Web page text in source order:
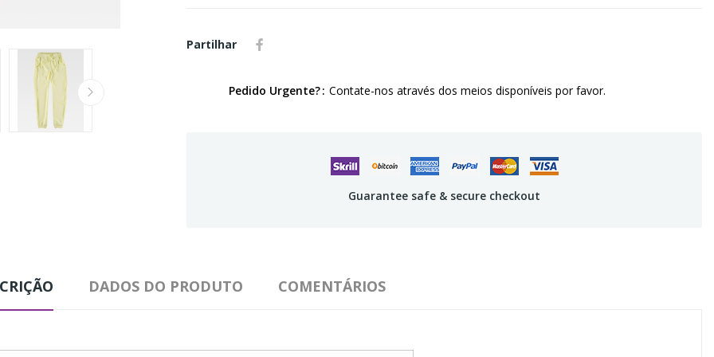
Partilhar
Pedido Urgente? Contate-nos através dos meios disponíveis por favor.
Guarantee safe & secure checkout
DADOS DO PRODUTO COMENTÁRIOS